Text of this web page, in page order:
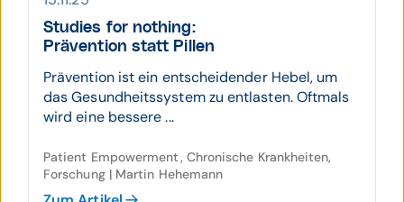
Studies for nothing:
Prävention statt Pillen
Prävention ist ein entscheidender Hebel, um
das Gesundheitssystem zu entlasten. Oftmals
wird eine bessere ...
Patient Empowerment, Chronische Krankheiten,
Forschung | Martin Hehemann